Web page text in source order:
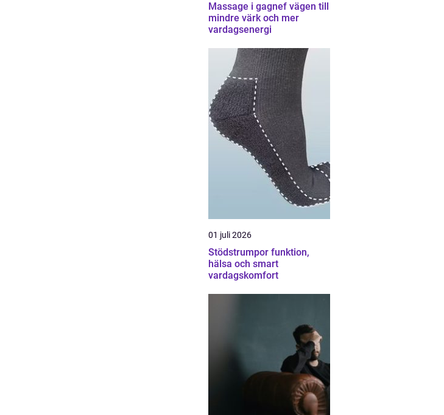
Massage i gagnef vägen till
mindre värk och mer
vardagsenergi
01 juli 2026
Stödstrumpor funktion,
hälsa och smart
vardagskomfort